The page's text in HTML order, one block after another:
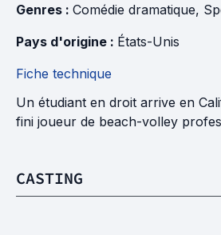
Genres : Comédie dramatique,
Pays d'origine : États-Unis
Fiche technique
Un étudiant en droit arrive en
fini joueur de beach-volley
CASTING